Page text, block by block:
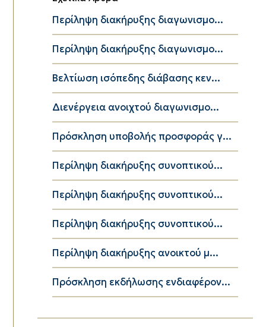
Περίληψη διακήρυξης διαγωνισμο...
Περίληψη διακήρυξης διαγωνισμο...
Βελτίωση ισόπεδης διάβασης κεν...
Διενέργεια ανοιχτού διαγωνισμο...
Πρόσκληση υποβολής προσφοράς γ...
Περίληψη διακήρυξης συνοπτικού...
Περίληψη διακήρυξης συνοπτικού...
Περίληψη διακήρυξης συνοπτικού...
Περίληψη διακήρυξης ανοικτού μ...
Πρόσκληση εκδήλωσης ενδιαφέρον...